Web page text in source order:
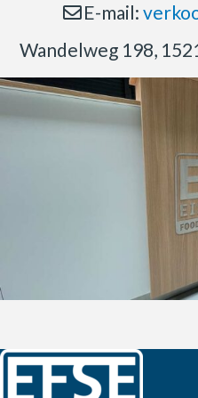
E-mail:
Wandelweg 198,